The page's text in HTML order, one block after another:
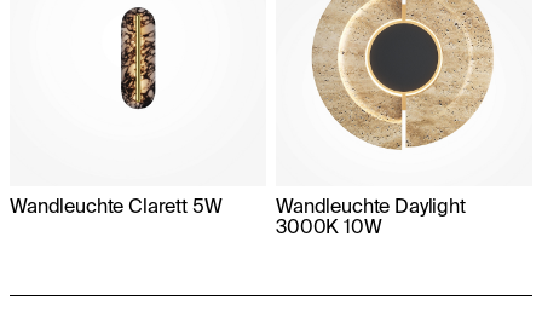
Wandleuchte Clarett 5W
Wandleuchte Daylight
3000K 10W